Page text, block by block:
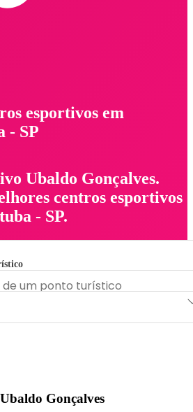
esportivos em
- SP
Ubaldo Gonçalves.
centros esportivos
- SP.
Gonçalves